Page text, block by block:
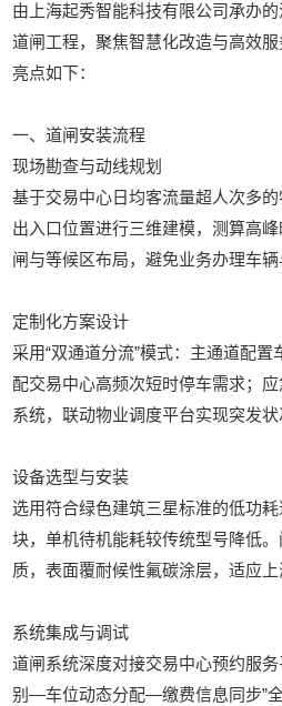
由上海起秀智能科技有限公司承办
道闸工程，聚焦智慧化改造与高效
亮点如下：
‌一、道闸安装流程‌
‌现场勘查与动线规划‌
基于交易中心日均客流量超人次多
出入口位置进行三维建模，测算高
闸与等候区布局，避免业务办理车辆
‌定制化方案设计‌
采用“双通道分流”模式：主通道配
配交易中心高频次短时停车需求；
系统，联动物业调度平台实现突发状
‌设备选型与安装‌
选用符合绿色建筑三星标准的低功
块，单机待机能耗较传统型号降低
质，表面覆耐候性氟碳涂层，适应上
‌系统集成与调试‌
道闸系统深度对接交易中心预约服
别—车位动态分配—缴费信息同步”